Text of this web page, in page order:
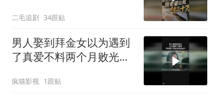
二毛追剧 34跟贴
男人娶到拜金女以为遇到
了真爱不料两个月败光所
疯猫影视 1跟贴